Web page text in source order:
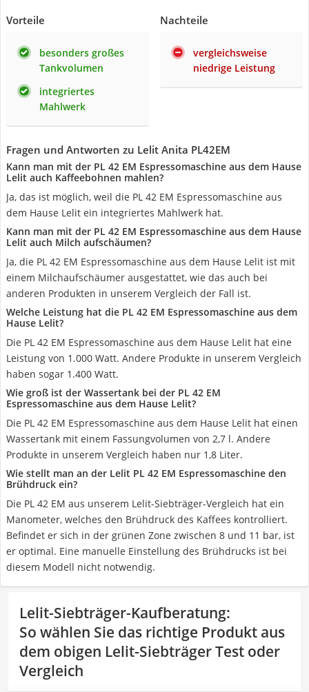
Vorteile
besonders großes
Tankvolumen
integriertes
Mahlwerk
Nachteile
vergleichsweise
niedrige Leistung
Fragen und Antworten zu Lelit Anita PL42EM
Kann man mit der PL 42 EM Espressomaschine aus dem Hause
Lelit auch Kaffeebohnen mahlen?
Ja, das ist möglich, weil die PL 42 EM Espressomaschine aus
dem Hause Lelit ein integriertes Mahlwerk hat.
Kann man mit der PL 42 EM Espressomaschine aus dem Hause
Lelit auch Milch aufschäumen?
Ja, die PL 42 EM Espressomaschine aus dem Hause Lelit ist mit
einem Milchaufschäumer ausgestattet, wie das auch bei
anderen Produkten in unserem Vergleich der Fall ist.
Welche Leistung hat die PL 42 EM Espressomaschine aus dem
Hause Lelit?
Die PL 42 EM Espressomaschine aus dem Hause Lelit hat eine
Leistung von 1.000 Watt. Andere Produkte in unserem Vergleich
haben sogar 1.400 Watt.
Wie groß ist der Wassertank bei der PL 42 EM
Espressomaschine aus dem Hause Lelit?
Die PL 42 EM Espressomaschine aus dem Hause Lelit hat einen
Wassertank mit einem Fassungvolumen von 2,7 l. Andere
Produkte in unserem Vergleich haben nur 1,8 Liter.
Wie stellt man an der Lelit PL 42 EM Espressomaschine den
Brühdruck ein?
Die PL 42 EM aus unserem Lelit-Siebträger-Vergleich hat ein
Manometer, welches den Brühdruck des Kaffees kontrolliert.
Befindet er sich in der grünen Zone zwischen 8 und 11 bar, ist
er optimal. Eine manuelle Einstellung des Brühdrucks ist bei
diesem Modell nicht notwendig.
Lelit-Siebträger-Kaufberatung:
So wählen Sie das richtige Produkt aus
dem obigen Lelit-Siebträger Test oder
Vergleich